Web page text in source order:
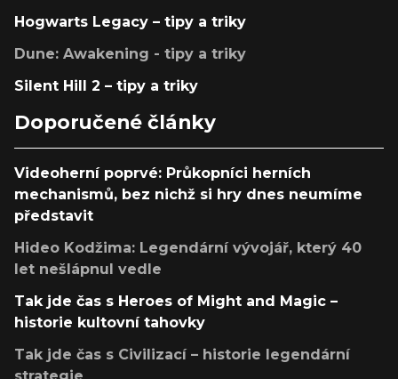
Hogwarts Legacy – tipy a triky
Dune: Awakening - tipy a triky
Silent Hill 2 – tipy a triky
Doporučené články
Videoherní poprvé: Průkopníci herních
mechanismů, bez nichž si hry dnes neumíme
představit
Hideo Kodžima: Legendární vývojář, který 40
let nešlápnul vedle
Tak jde čas s Heroes of Might and Magic –
historie kultovní tahovky
Tak jde čas s Civilizací – historie legendární